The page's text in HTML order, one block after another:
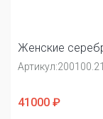
Женские
Артикул:
41000 ₽